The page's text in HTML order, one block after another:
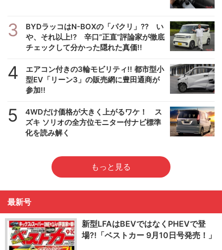
3
BYDラッコはN-BOXの「パクリ」?? い
や、それ以上!? 辛口”正直”評論家が徹底
チェックして分かった隠れた真価!!
4
エアコン付きの3輪モビリティ!! 都市型小
型EV「リーン3」の販売網に豊田通商が
参加!!
5
4WDだけ価格が大きく上がるワケ！ ス
ズキ ソリオの全方位モニター付ナビ標準
化を読み解く
もっと見る
最新号
新型LFAはBEVではなくPHEVで登
場?!「ベストカー 9月10日号発売！」